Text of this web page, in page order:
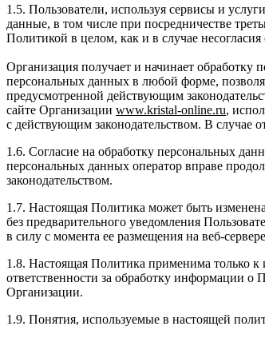
1.5. Пользователи, используя сервисы и
данные, в том числе при посредничестве
Политикой в целом, как и в случае
Организация получает и начинает
персональных данных в любой форме,
предусмотренной действующим
сайте Организации www.kristal-online.ru,
с действующим законодательством. В случае
1.6. Согласие на обработку персональных
персональных данных оператор вправе
законодательством.
1.7. Настоящая Политика может быть
без предварительного уведомления
в силу с момента ее размещения на веб-
1.8. Настоящая Политика применима только к
ответственности за обработку информации о
Организации.
1.9. Понятия, используемые в настоящей